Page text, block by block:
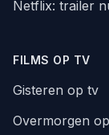
Netflix: trailer
FILMS OP TV
Gisteren op tv
Overmorgen